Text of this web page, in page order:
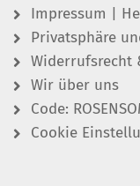
Impressum |
Privatsphäre
Widerrufsrecht
Wir über uns
Code:
Cookie